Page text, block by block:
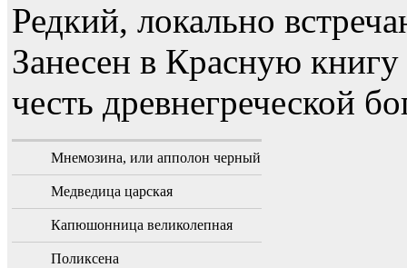
Редкий, локально
Занесен в Красную книгу
честь древнегреческой
Мнемозина, или апполон черный
Медведица царская
Капюшонница великолепная
Поликсена